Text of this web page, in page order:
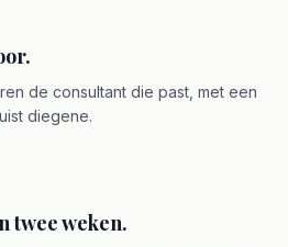
de consultant die past, met een
diegene.
twee weken.